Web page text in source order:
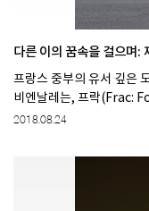
다른 이의 꿈속을 걸으며:
프랑스 중부의 유서 깊은
비엔날레는, 프락(Frac:
2018.08.24